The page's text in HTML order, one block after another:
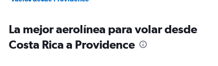
La mejor aerolínea para volar desde
Costa Rica a Providence